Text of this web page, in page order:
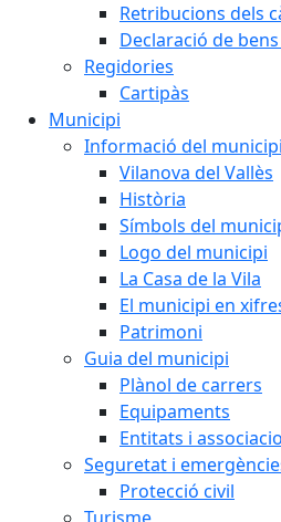
Retribucions dels
Declaració de
Regidories
Cartipàs
Municipi
Informació del municipi
Vilanova del Vallès
Història
Símbols del
Logo del municipi
La Casa de la Vila
El municipi en
Patrimoni
Guia del municipi
Plànol de carrers
Equipaments
Entitats i
Seguretat i
Protecció civil